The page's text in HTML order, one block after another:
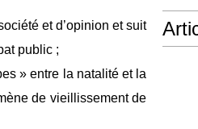
et d’opinion et suit
public ;
» entre la natalité et la
de vieillissement de